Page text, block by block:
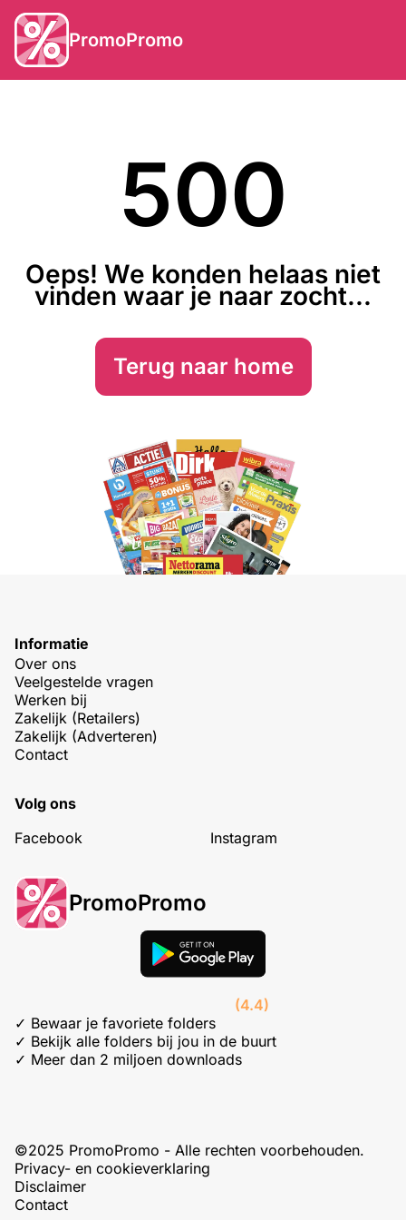
PromoPromo
500
Oeps! We konden helaas niet
vinden waar je naar zocht...
Terug naar home
Informatie
Over ons
Veelgestelde vragen
Werken bij
Zakelijk (Retailers)
Zakelijk (Adverteren)
Contact
Volg ons
Facebook
Instagram
PromoPromo
(4.4)
✓ Bewaar je favoriete folders
✓ Bekijk alle folders bij jou in de buurt
✓ Meer dan 2 miljoen downloads
©2025 PromoPromo - Alle rechten voorbehouden.
Privacy- en cookieverklaring
Disclaimer
Contact